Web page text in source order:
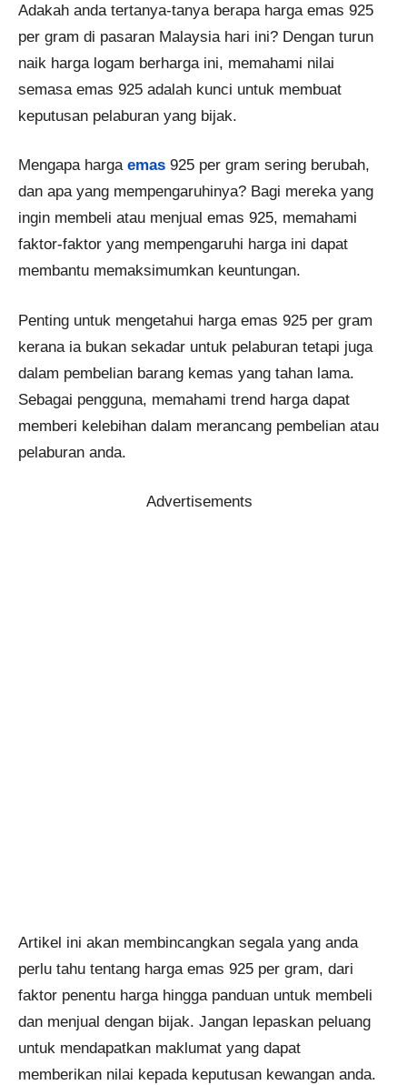
Adakah anda tertanya-tanya berapa harga emas 925
per gram di pasaran Malaysia hari ini? Dengan turun
naik harga logam berharga ini, memahami nilai
semasa emas 925 adalah kunci untuk membuat
keputusan pelaburan yang bijak.
Mengapa harga emas 925 per gram sering berubah,
dan apa yang mempengaruhinya? Bagi mereka yang
ingin membeli atau menjual emas 925, memahami
faktor-faktor yang mempengaruhi harga ini dapat
membantu memaksimumkan keuntungan.
Penting untuk mengetahui harga emas 925 per gram
kerana ia bukan sekadar untuk pelaburan tetapi juga
dalam pembelian barang kemas yang tahan lama.
Sebagai pengguna, memahami trend harga dapat
memberi kelebihan dalam merancang pembelian atau
pelaburan anda.
Advertisements
Artikel ini akan membincangkan segala yang anda
perlu tahu tentang harga emas 925 per gram, dari
faktor penentu harga hingga panduan untuk membeli
dan menjual dengan bijak. Jangan lepaskan peluang
untuk mendapatkan maklumat yang dapat
memberikan nilai kepada keputusan kewangan anda.